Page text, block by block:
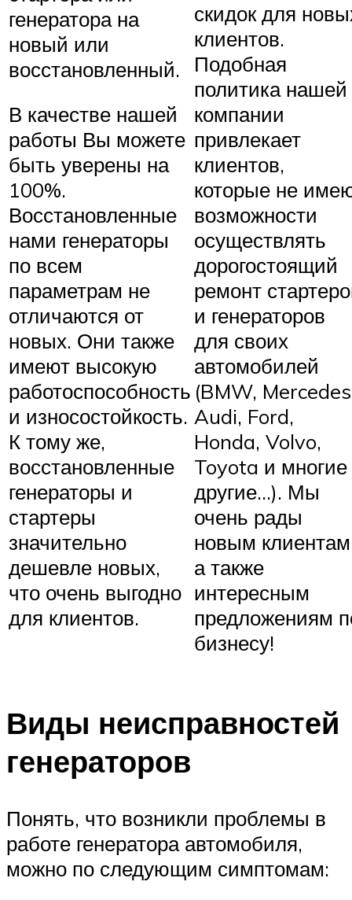
генератора на
новый или
восстановленный.
В качестве нашей
работы Вы можете
быть уверены на
100%.
Восстановленные
нами генераторы
по всем
параметрам не
отличаются от
новых. Они также
имеют высокую
работоспособность
и износостойкость.
К тому же,
восстановленные
генераторы и
стартеры
значительно
дешевле новых,
что очень выгодно
для клиентов.
скидок для
клиентов.
Подобная
политика нашей
компании
привлекает
клиентов,
которые не
возможности
осуществлять
дорогостоящий
ремонт
и генераторов
для своих
автомобилей
(BMW,
Audi, Ford,
Honda, Volvo,
Toyota и многие
другие…). Мы
очень рады
новым
а также
интересным
предложениям
бизнесу!
Виды неисправностей
генераторов
Понять, что возникли проблемы в
работе генератора автомобиля,
можно по следующим симптомам: